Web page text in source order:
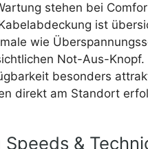
stehen bei
ist
wie
Not-Aus-
besonders
direkt am Standort
&